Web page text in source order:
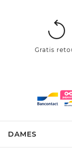
Gratis
DAMES